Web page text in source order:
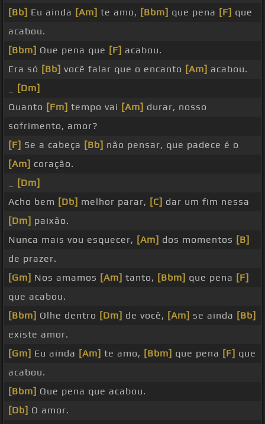
[Bb] Eu ainda [Am] te amo, [Bbm] que pena [F] que
acabou.
[Bbm] Que pena que [F] acabou.
Era só [Bb] você falar que o encanto [Am] acabou.
[Dm]
Quanto [Fm] tempo vai [Am] durar, nosso
sofrimento, amor?
[F] Se a cabeça [Bb] não pensar, que padece é o
[Am] coração.
[Dm]
Acho bem [Db] melhor parar, [C] dar um fim nessa
[Dm] paixão.
Nunca mais vou esquecer, [Am] dos momentos [B]
de prazer.
[Gm] Nos amamos [Am] tanto, [Bbm] que pena [F]
que acabou.
[Bbm] Olhe dentro [Dm] de você, [Am] se ainda [Bb]
existe amor.
[Gm] Eu ainda [Am] te amo, [Bbm] que pena [F] que
acabou.
[Bbm] Que pena que acabou.
[Db] O amor.